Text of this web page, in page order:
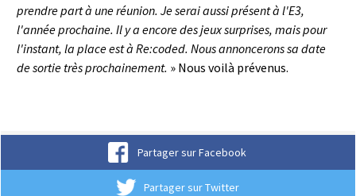
prendre part à une réunion. Je serai aussi présent à l'E3,
l'année prochaine. Il y a encore des jeux surprises, mais pour
l'instant, la place est à Re:coded. Nous annoncerons sa date
de sortie très prochainement. » Nous voilà prévenus.
Partager sur Facebook
Partager sur Twitter